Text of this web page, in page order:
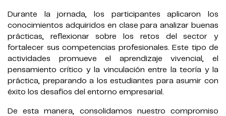
Durante la jornada, los participantes aplicaron los
conocimientos adquiridos en clase para analizar buenas
prácticas, reflexionar sobre los retos del sector y
fortalecer sus competencias profesionales. Este tipo de
actividades promueve el aprendizaje vivencial, el
pensamiento crítico y la vinculación entre la teoría y la
práctica, preparando a los estudiantes para asumir con
éxito los desafíos del entorno empresarial.
De esta manera, consolidamos nuestro compromiso